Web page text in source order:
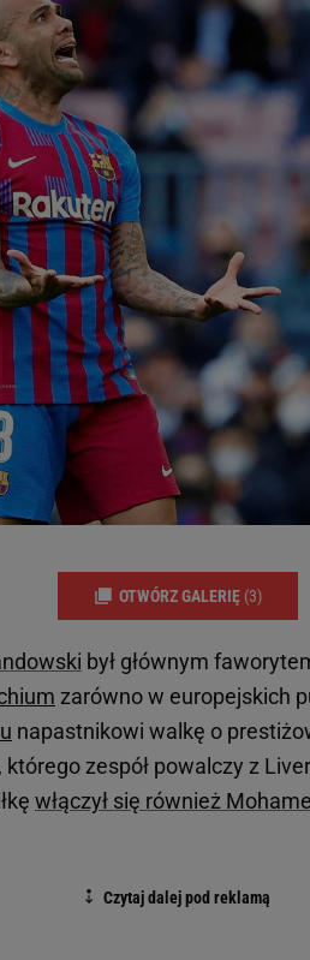
OTWÓRZ GALERIĘ (3)
był głównym
zarówno w europejskich
napastnikowi walkę o
, którego zespół powalczy z
włączył się również